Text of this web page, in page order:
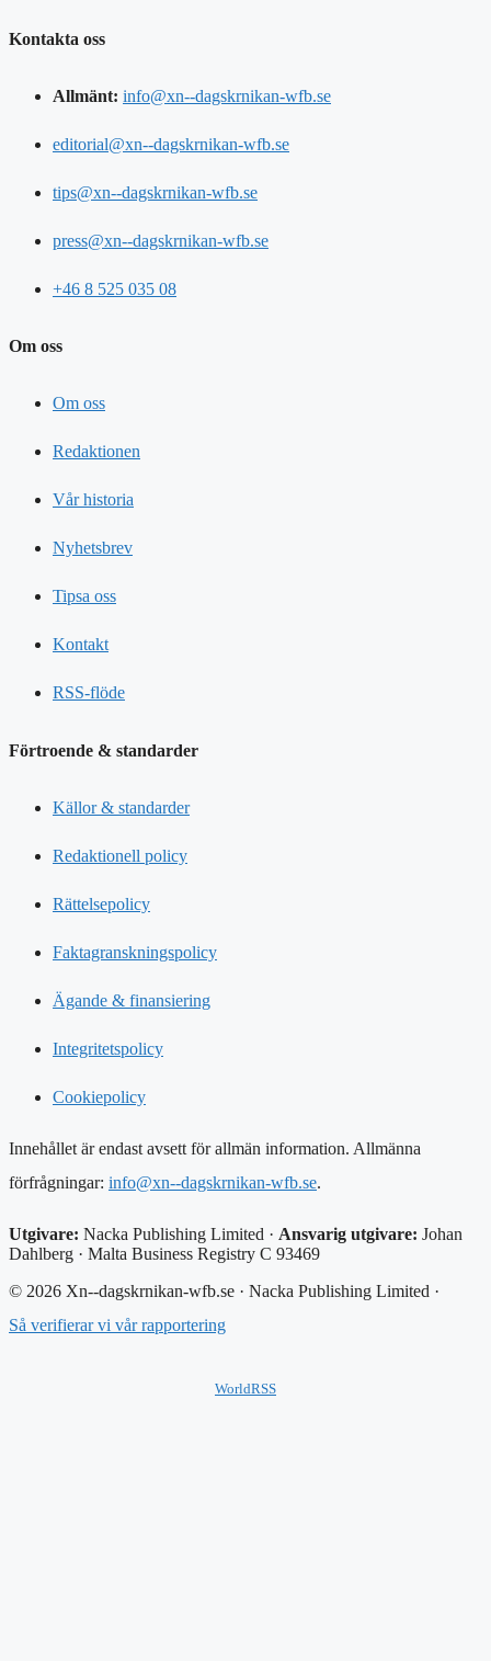
Kontakta oss
Allmänt: info@xn--dagskrnikan-wfb.se
editorial@xn--dagskrnikan-wfb.se
tips@xn--dagskrnikan-wfb.se
press@xn--dagskrnikan-wfb.se
+46 8 525 035 08
Om oss
Om oss
Redaktionen
Vår historia
Nyhetsbrev
Tipsa oss
Kontakt
RSS-flöde
Förtroende & standarder
Källor & standarder
Redaktionell policy
Rättelsepolicy
Faktagranskningspolicy
Ägande & finansiering
Integritetspolicy
Cookiepolicy
Innehållet är endast avsett för allmän information. Allmänna
förfrågningar: info@xn--dagskrnikan-wfb.se.
Utgivare: Nacka Publishing Limited · Ansvarig utgivare: Johan
Dahlberg · Malta Business Registry C 93469
© 2026 Xn--dagskrnikan-wfb.se · Nacka Publishing Limited ·
Så verifierar vi vår rapportering
WorldRSS